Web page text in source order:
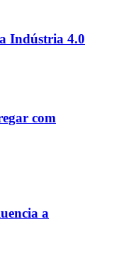
Indústria 4.0
com
a